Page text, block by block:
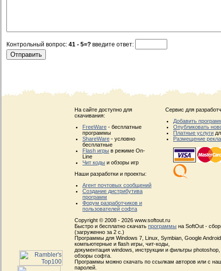
Контрольный вопрос: 41 - 5=? введите ответ:
На сайте доступно для
скачивания:
FreeWare - бесплатные
программы
ShareWare - условно
бесплатные
Flash игры в режиме On-
Line
Чит коды и обзоры игр
Наши разработки и проекты:
Агент почтовых сообщений
Создание дистрибутива
программ
Форум разработчиков и
пользователей софта
Сервис для
Добавить
Опубликовать
Платные услуги
Размещение
Copyright © 2008 - 2026 www.softout.ru
Быстро и бесплатно скачать программы на SoftOut -
(загруженно за 2 с.)
Программы для Windows 7, Linux, Symbian, Google
компьютерные и flash игры, чит-коды,
документация windows, инструкции и фильтры
обзоры софта.
Программы можно скачать по ссылкам авторов или с
паролей.